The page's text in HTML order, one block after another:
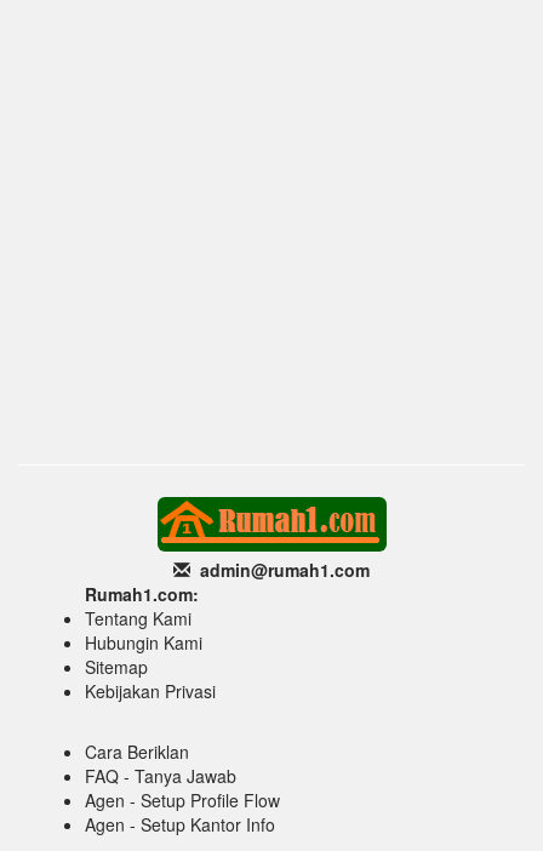
admin@rumah1.com
Rumah1.com:
Tentang Kami
Hubungin Kami
Sitemap
Kebijakan Privasi
Cara Beriklan
FAQ - Tanya Jawab
Agen - Setup Profile Flow
Agen - Setup Kantor Info